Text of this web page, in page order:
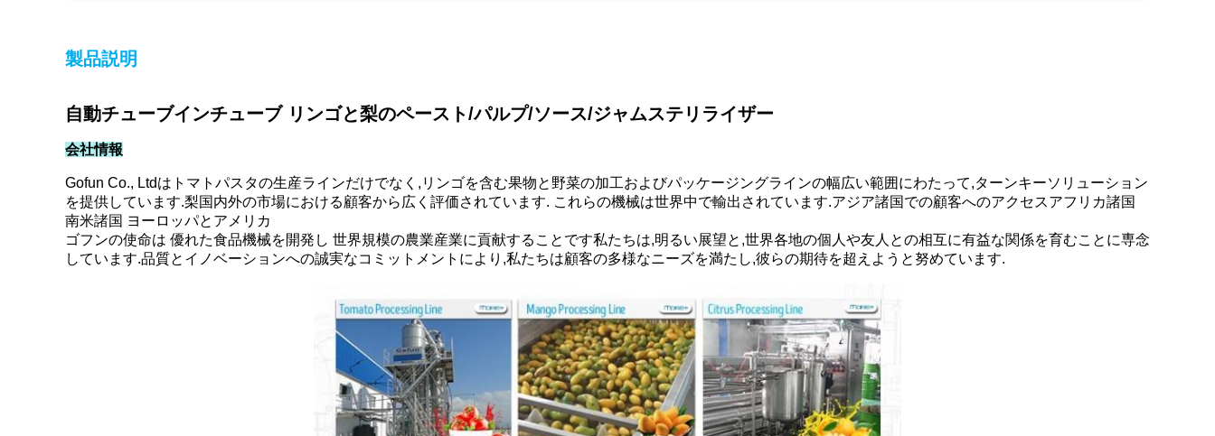
製品説明
自動チューブインチューブ リンゴと梨のペースト/パルプ/ソース/ジャムステリライザー
会社情報
Gofun Co., Ltdはトマトパスタの生産ラインだけでなく,リンゴを含む果物と野菜の加工およびパッケージングラインの幅広い範囲にわたって,ターンキーソリューション
を提供しています.梨国内外の市場における顧客から広く評価されています. これらの機械は世界中で輸出されています.アジア諸国での顧客へのアクセスアフリカ諸国
南米諸国 ヨーロッパとアメリカ
ゴフンの使命は 優れた食品機械を開発し 世界規模の農業産業に貢献することです私たちは,明るい展望と,世界各地の個人や友人との相互に有益な関係を育むことに専念
しています.品質とイノベーションへの誠実なコミットメントにより,私たちは顧客の多様なニーズを満たし,彼らの期待を超えようと努めています.